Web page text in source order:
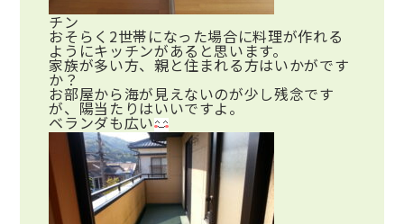
チン
おそらく2世帯になった場合に料理が作れる
ようにキッチンがあると思います。
家族が多い方、親と住まれる方はいかがです
か？
お部屋から海が見えないのが少し残念です
が、陽当たりはいいですよ。
ベランダも広い